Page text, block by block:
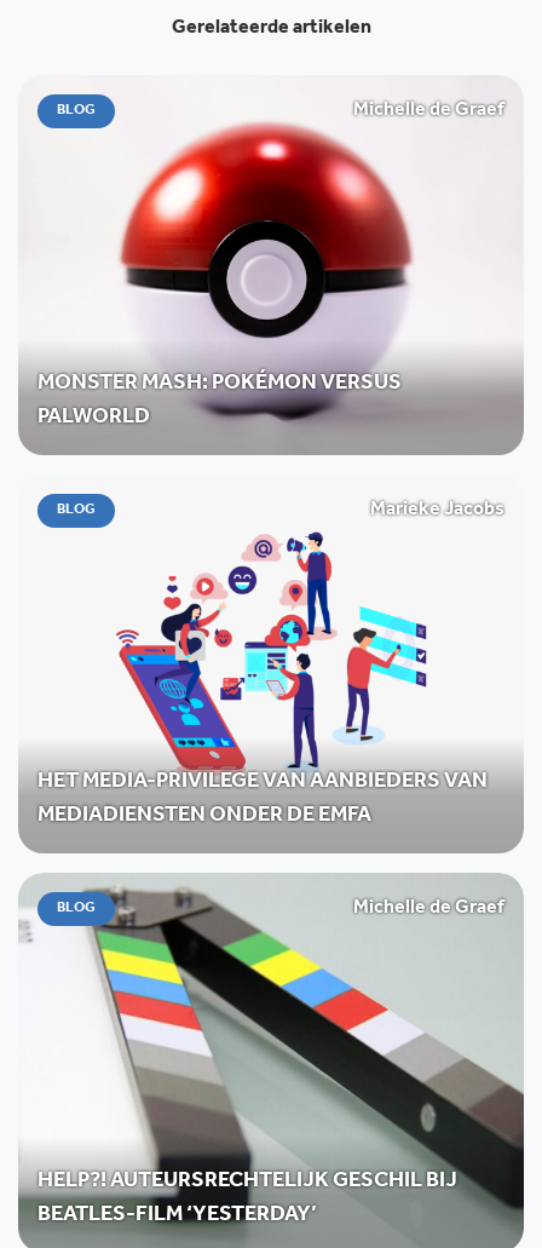
Gerelateerde artikelen
BLOG Michelle de Graef
MONSTER MASH: POKÉMON VERSUS
PALWORLD
BLOG Marieke Jacobs
HET MEDIA-PRIVILEGE VAN AANBIEDERS VAN
MEDIADIENSTEN ONDER DE EMFA
BLOG Michelle de Graef
HELP?! AUTEURSRECHTELIJK GESCHIL BIJ
BEATLES-FILM ‘YESTERDAY’